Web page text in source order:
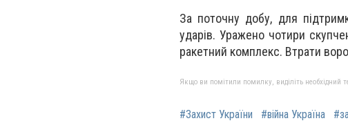
За поточну добу, для
ударів. Уражено чотири
ракетний комплекс. Втрати
Якщо ви помітили помилку, виділіть необхідний
#Захист України #війна Україна